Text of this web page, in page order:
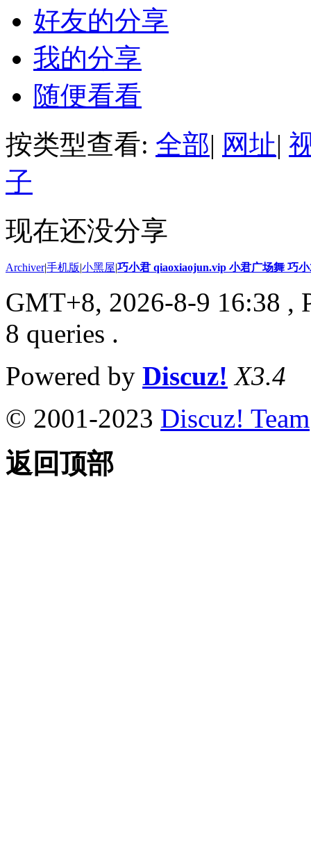
好友的分享
我的分享
随便看看
按类型查看: 全部| 网址|
子
现在还没分享
Archiver|手机版|小黑屋|巧小君 qiaoxiaojun.vip 小君广场舞 巧
GMT+8, 2026-8-9 16:38 ,
8 queries .
Powered by Discuz! X3.4
© 2001-2023 Discuz! Team
返回顶部